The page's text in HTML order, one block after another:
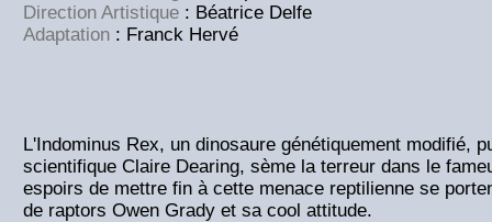
Direction Artistique : Béatrice Delfe
Adaptation : Franck Hervé
L'Indominus Rex, un dinosaure génétiquement modifié,
scientifique Claire Dearing, sème la terreur dans le
espoirs de mettre fin à cette menace reptilienne se
de raptors Owen Grady et sa cool attitude.